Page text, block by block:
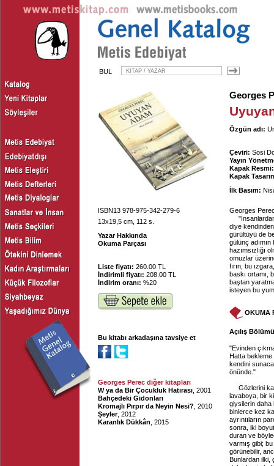
BUL
ISBN13 978-975-342-279-6
13x19,5 cm, 112 s.
Yazar Hakkında
Okuma Parçası
Liste fiyatı: 260.00 TL
İndirimli fiyatı: 208.00 TL
İndirim oranı: %20
Bu kitabı arkadaşına tavsiye et
Georges Perec diğer kitapları
W ya da Bir Çocukluk Hatırası , 2001
Bahçedeki Gidonları
Kromajlı Pırpır da Neyin Nesi? , 2010
Şeyler, 2012
Karanlık Dükkân , 2015
Georges
Özgün adı:
Çeviri: Sosi
Yayın
Kapak Resmi:
Kapak
İlk Basım:
Georges
diye
gürültüyü de
gülünç
hazımsızlığı
omuzlar
fırın, bu
baskı ortamı,
baştan
isteyen bu
OKUMA
Açılış
"Evinden
Hatta
kendini
önünde."
Gözlerini
lavaboya, bir
giysilerin daha
binlerce kez
ayrıntıların
sonra, iki
duran ve
varmış gibi;
görünebilir,
Bunlardan ilki,